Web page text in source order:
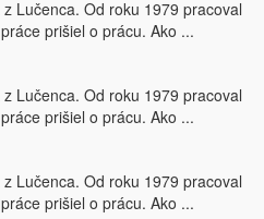
Lučenca. Od roku 1979 pracoval
prišiel o prácu. Ako ...
Lučenca. Od roku 1979 pracoval
prišiel o prácu. Ako ...
Lučenca. Od roku 1979 pracoval
prišiel o prácu. Ako ...